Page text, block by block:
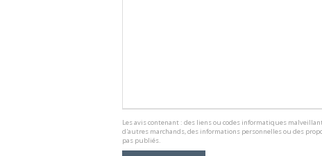
Les avis contenant : des liens ou codes informatiques
d'autres marchands, des informations personnelles ou des
pas publiés.